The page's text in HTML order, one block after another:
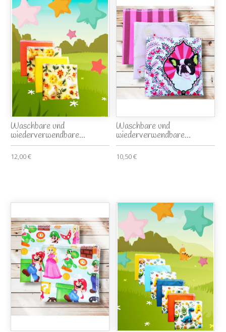
Waschbare und
wiederverwendbare...
12,00 €
Waschbare und
wiederverwendbare...
10,50 €